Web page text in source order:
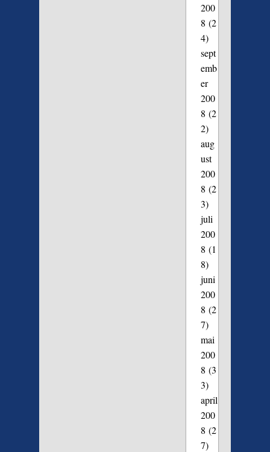
200
8 (2
4)
sept
emb
er
200
8 (2
2)
aug
ust
200
8 (2
3)
juli
200
8 (1
8)
juni
200
8 (2
7)
mai
200
8 (3
3)
april
200
8 (2
7)